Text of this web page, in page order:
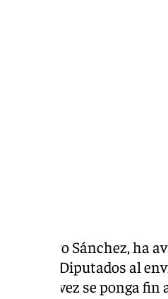
Pedro Sánchez, ha
de los Diputados al
, una vez se ponga